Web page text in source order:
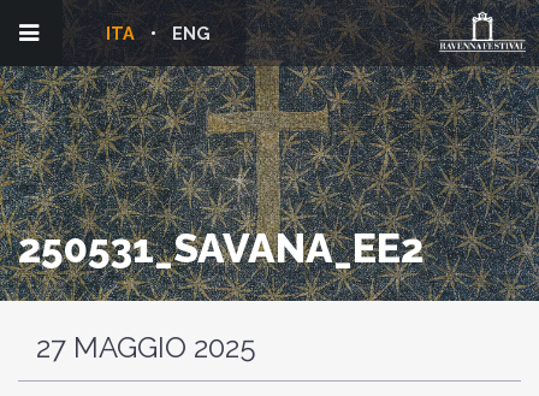
ENG
ITA
250531_SAVANA_EE2
27 MAGGIO 2025